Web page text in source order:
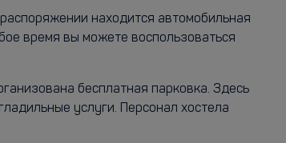
находится автомобильная
время вы можете воспользоваться
бесплатная парковка. Здесь
услуги. Персонал хостела